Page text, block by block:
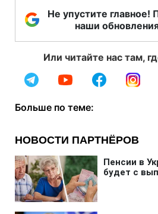
Не упустите главное!
наши
Или читайте нас там,
Больше по теме: